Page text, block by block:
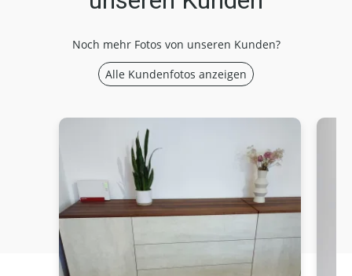
Noch mehr Fotos von unseren Kunden?
Alle Kundenfotos anzeigen